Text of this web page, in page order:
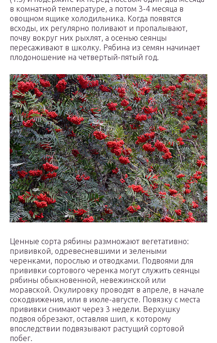
в комнатной температуре, а потом 3-4 месяца в
овощном ящике холодильника. Когда появятся
всходы, их регулярно поливают и пропалывают,
почву вокруг них рыхлят, а осенью сеянцы
пересаживают в школку. Рябина из семян начинает
плодоношение на четвертый-пятый год.
Ценные сорта рябины размножают вегетативно:
прививкой, одревесневшими и зелеными
черенками, порослью и отводками. Подвоями для
прививки сортового черенка могут служить сеянцы
рябины обыкновенной, невежинской или
моравской. Окулировку проводят в апреле, в начале
сокодвижения, или в июле-августе. Повязку с места
прививки снимают через 3 недели. Верхушку
подвоя обрезают, оставляя шип, к которому
впоследствии подвязывают растущий сортовой
побег.